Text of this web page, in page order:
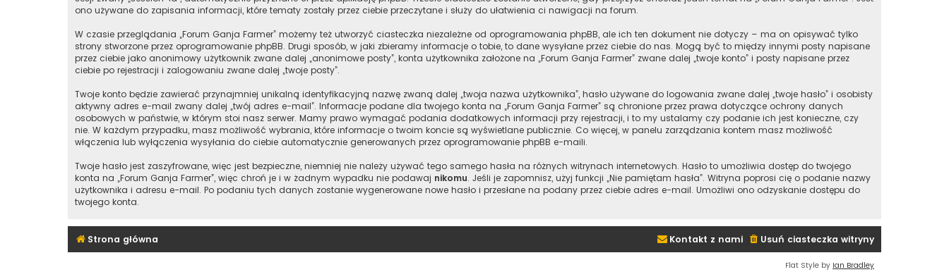
ono używane do zapisania informacji, które tematy zostały przez ciebie przeczytane i służy do ułatwienia ci nawigacji na forum.
W czasie przeglądania „Forum Ganja Farmer” możemy też utworzyć ciasteczka niezależne od oprogramowania phpBB, ale ich ten dokument nie dotyczy – ma on opisywać tylko
strony stworzone przez oprogramowanie phpBB. Drugi sposób, w jaki zbieramy informacje o tobie, to dane wysyłane przez ciebie do nas. Mogą być to między innymi posty napisane
przez ciebie jako anonimowy użytkownik zwane dalej „anonimowe posty”, konta użytkownika założone na „Forum Ganja Farmer” zwane dalej „twoje konto” i posty napisane przez
ciebie po rejestracji i zalogowaniu zwane dalej „twoje posty”.
Twoje konto będzie zawierać przynajmniej unikalną identyfikacyjną nazwę zwaną dalej „twoja nazwa użytkownika”, hasło używane do logowania zwane dalej „twoje hasło” i osobisty
aktywny adres e-mail zwany dalej „twój adres e-mail”. Informacje podane dla twojego konta na „Forum Ganja Farmer” są chronione przez prawa dotyczące ochrony danych
osobowych w państwie, w którym stoi nasz serwer. Mamy prawo wymagać podania dodatkowych informacji przy rejestracji, i to my ustalamy czy podanie ich jest konieczne, czy
nie. W każdym przypadku, masz możliwość wybrania, które informacje o twoim koncie są wyświetlane publicznie. Co więcej, w panelu zarządzania kontem masz możliwość
włączenia lub wyłączenia wysyłania do ciebie automatycznie generowanych przez oprogramowanie phpBB e-maili.
Twoje hasło jest zaszyfrowane, więc jest bezpieczne, niemniej nie należy używać tego samego hasła na różnych witrynach internetowych. Hasło to umożliwia dostęp do twojego
konta na „Forum Ganja Farmer”, więc chroń je i w żadnym wypadku nie podawaj nikomu. Jeśli je zapomnisz, użyj funkcji „Nie pamiętam hasła”. Witryna poprosi cię o podanie nazwy
użytkownika i adresu e-mail. Po podaniu tych danych zostanie wygenerowane nowe hasło i przesłane na podany przez ciebie adres e-mail. Umożliwi ono odzyskanie dostępu do
twojego konta.
Strona główna Usuń ciasteczka witryny
Kontakt z nami
Flat Style by Ian Bradley